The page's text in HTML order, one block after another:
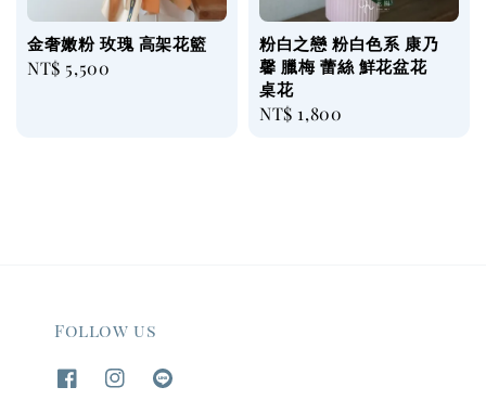
金奢嫩粉 玫瑰 高架花籃
Regular
NT$ 5,500
粉白之戀 粉白色系 康乃
馨 臘梅 蕾絲 鮮花盆花
桌花
Regular
NT$ 1,800
Follow us